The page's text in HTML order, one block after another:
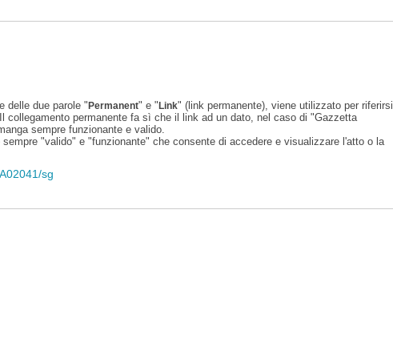
delle due parole "Permanent" e "Link" (link permanente), viene utilizzato per riferirsi
collegamento permanente fa sì che il link ad un dato, nel caso di "Gazzetta
sempre funzionante e valido.
sempre "valido" e "funzionante" che consente di accedere e visualizzare l'atto o la
sg